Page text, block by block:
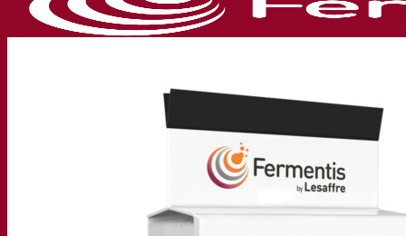
Especialista em fermentação
O Campus Fermentis
Uma equipe apaixonada
Apoiando a criatividade
Grupo Lesaffre